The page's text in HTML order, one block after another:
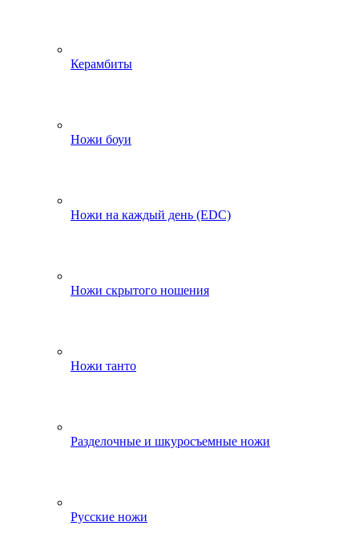
Керамбиты
Ножи боуи
Ножи на каждый день (EDC)
Ножи скрытого ношения
Ножи танто
Разделочные и шкуросъемные ножи
Русские ножи